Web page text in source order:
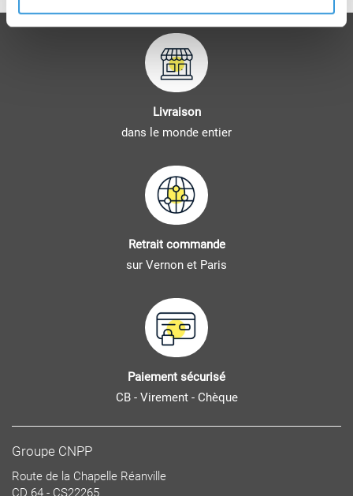
Livraison
dans le monde entier
Retrait commande
sur Vernon et Paris
Paiement sécurisé
CB - Virement - Chèque
Groupe CNPP
Route de la Chapelle Réanville
CD 64 - CS22265